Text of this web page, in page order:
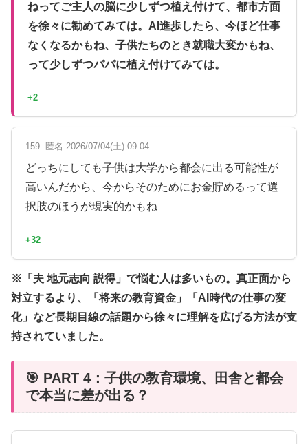
ねってご主人の脳に少しずつ植え付けて、都市方面
を徐々に勧めてみては。AI進歩したら、今ほど仕事
なくなるかもね、子供たちのとき就職大変かもね、
って少しずつパパに植え付けてみては。
+2
159. 匿名 2026/07/04(土) 09:04
どっちにしても子供は大学から都会に出る可能性が
高いんだから、今からそのためにお金貯めるって選
択肢のほうが現実的かもね
+32
※「夫 地元志向 説得」で悩む人は多いもの。真正面から
対立するより、「将来の教育資金」「AI時代の仕事の変
化」など長期目線の話題から徐々に理解を広げる方法が支
持されていました。
🎯 PART 4：子供の教育環境、田舎と都会
で本当に差が出る？